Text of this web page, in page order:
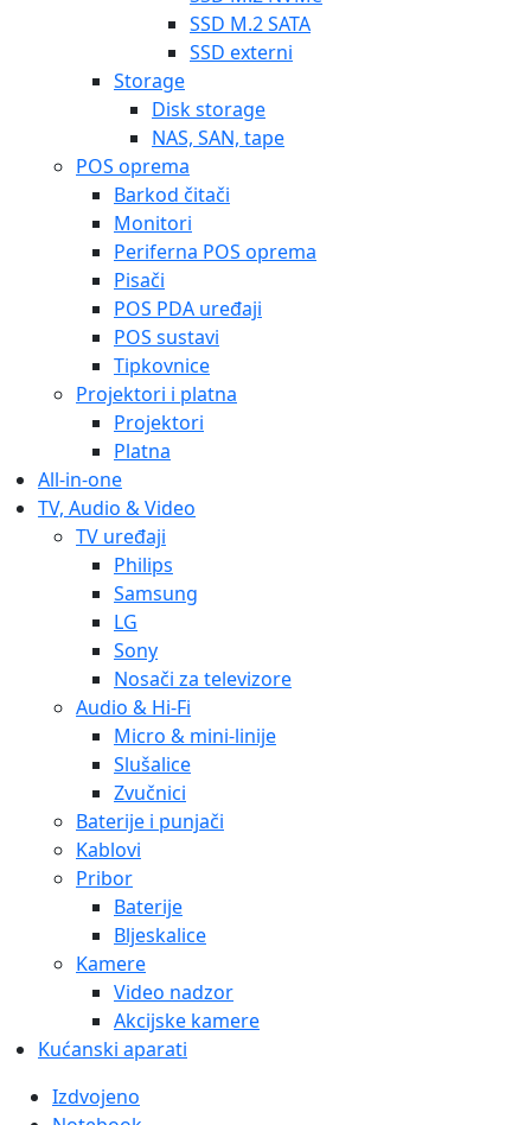
SSD M.2 SATA
SSD externi
Storage
Disk storage
NAS, SAN, tape
POS oprema
Barkod čitači
Monitori
Periferna POS oprema
Pisači
POS PDA uređaji
POS sustavi
Tipkovnice
Projektori i platna
Projektori
Platna
All-in-one
TV, Audio & Video
TV uređaji
Philips
Samsung
LG
Sony
Nosači za televizore
Audio & Hi-Fi
Micro & mini-linije
Slušalice
Zvučnici
Baterije i punjači
Kablovi
Pribor
Baterije
Bljeskalice
Kamere
Video nadzor
Akcijske kamere
Kućanski aparati
Izdvojeno